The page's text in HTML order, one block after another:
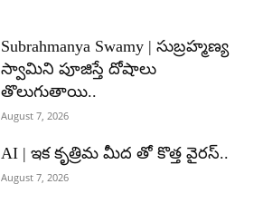
Subrahmanya Swamy | సుబ్రహ్మణ్య
స్వామిని పూజిస్తే దోషాలు
తొలుగుతాయి..
August 7, 2026
AI | ఇక కృత్రిమ మీద తో కొత్త వైరస్..
August 7, 2026